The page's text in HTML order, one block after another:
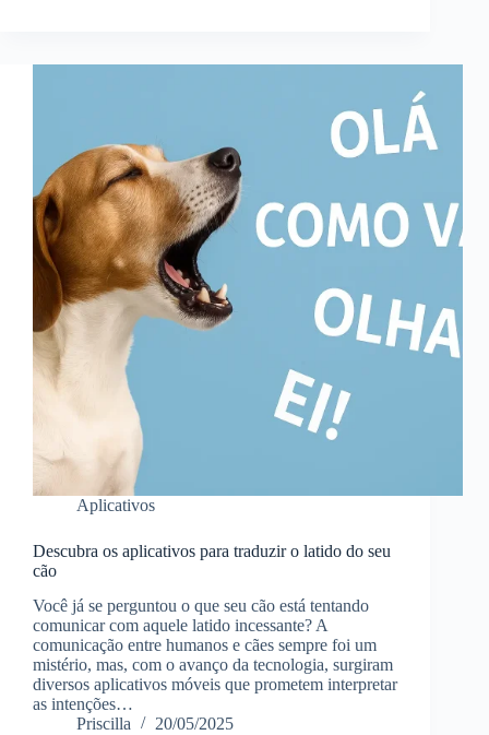
Aplicativos
Descubra os aplicativos para traduzir o latido do seu
cão
Você já se perguntou o que seu cão está tentando
comunicar com aquele latido incessante? A
comunicação entre humanos e cães sempre foi um
mistério, mas, com o avanço da tecnologia, surgiram
diversos aplicativos móveis que prometem interpretar
as intenções…
Priscilla
20/05/2025